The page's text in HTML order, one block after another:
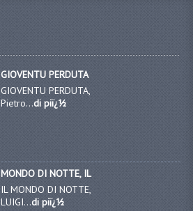
GIOVENTU PERDUTA
GIOVENTU PERDUTA,
Pietro...di piï¿½
MONDO DI NOTTE, IL
IL MONDO DI NOTTE,
LUIGI...di piï¿½